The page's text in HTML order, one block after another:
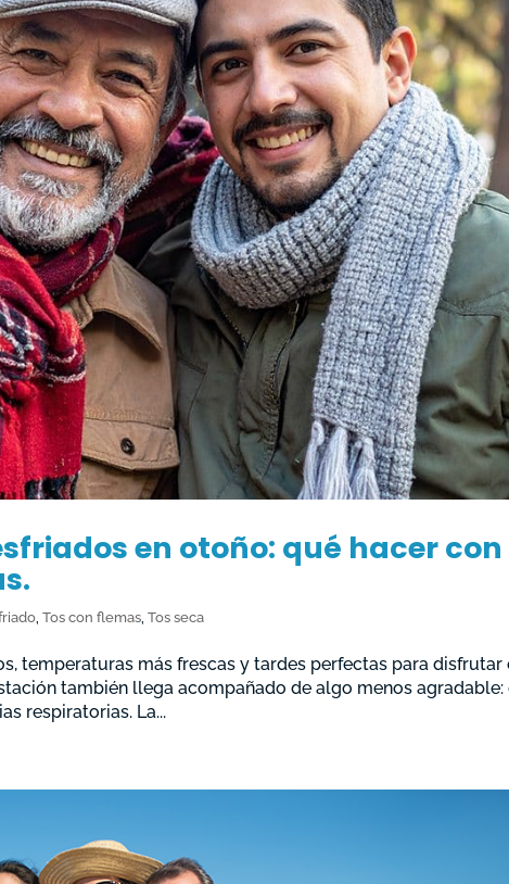
en otoño: qué hacer con
,Tos con flemas ,Tos seca
temperaturas más frescas y tardes perfectas para disfrutar
también llega acompañado de algo menos agradable:
respiratorias. La...